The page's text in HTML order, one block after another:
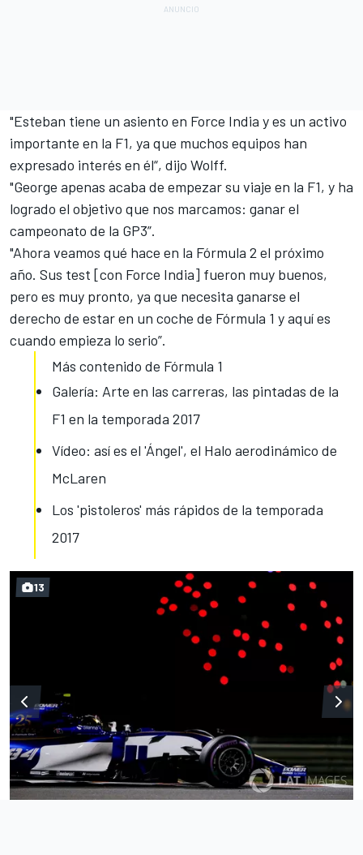
"Esteban tiene un asiento en Force India y es un activo
importante en la F1, ya que muchos equipos han
expresado interés en él“, dijo Wolff.
"George apenas acaba de empezar su viaje en la F1, y ha
logrado el objetivo que nos marcamos: ganar el
campeonato de la GP3”.
"Ahora veamos qué hace en la Fórmula 2 el próximo
año. Sus test [con Force India] fueron muy buenos,
pero es muy pronto, ya que necesita ganarse el
derecho de estar en un coche de Fórmula 1 y aquí es
cuando empieza lo serio”.
Más contenido de Fórmula 1
Galería: Arte en las carreras, las pintadas de la
F1 en la temporada 2017
Vídeo: así es el 'Ángel', el Halo aerodinámico de
McLaren
Los 'pistoleros' más rápidos de la temporada
2017
13